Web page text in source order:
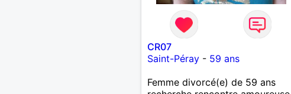
CR07
Saint-Péray- 59 ans
Femme divorcé(e) de 59 ans